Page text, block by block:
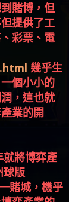
賭博，但
提供了工
彩票、電
幾乎生
個小小的
，這也就
業的開
就將博弈產
球版
賭城，機乎